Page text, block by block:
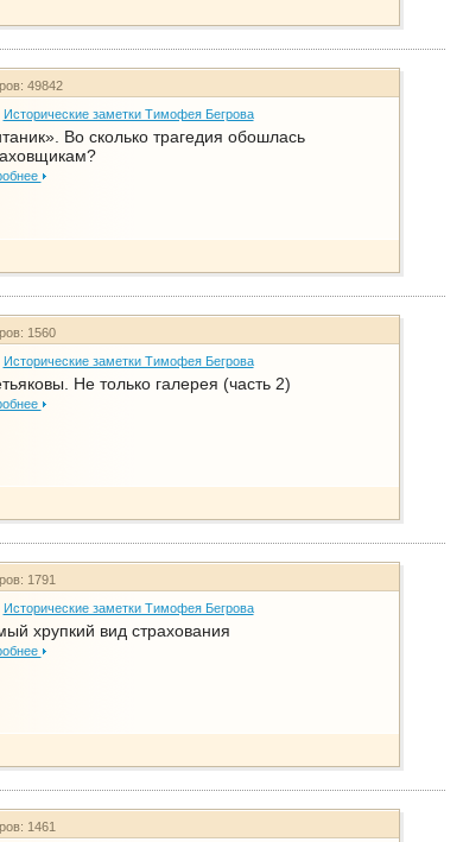
49842
Исторические заметки Тимофея Бегрова
Во сколько трагедия обошлась
1560
Исторические заметки Тимофея Бегрова
Не только галерея (часть 2)
1791
Исторические заметки Тимофея Бегрова
хрупкий вид страхования
1461